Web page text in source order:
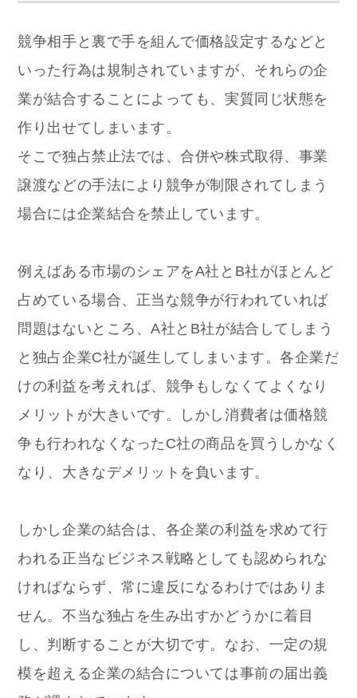
競争相手と裏で手を組んで価格設定するなどと
いった行為は規制されていますが、それらの企
業が結合することによっても、実質同じ状態を
作り出せてしまいます。
そこで独占禁止法では、合併や株式取得、事業
譲渡などの手法により競争が制限されてしまう
場合には企業結合を禁止しています。
例えばある市場のシェアをA社とB社がほとんど
占めている場合、正当な競争が行われていれば
問題はないところ、A社とB社が結合してしまう
と独占企業C社が誕生してしまいます。各企業だ
けの利益を考えれば、競争もしなくてよくなり
メリットが大きいです。しかし消費者は価格競
争も行われなくなったC社の商品を買うしかなく
なり、大きなデメリットを負います。
しかし企業の結合は、各企業の利益を求めて行
われる正当なビジネス戦略としても認められな
ければならず、常に違反になるわけではありま
せん。不当な独占を生み出すかどうかに着目
し、判断することが大切です。なお、一定の規
模を超える企業の結合については事前の届出義